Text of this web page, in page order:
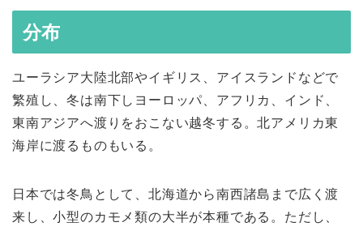
分布
ユーラシア大陸北部やイギリス、アイスランドなどで
繁殖し、冬は南下しヨーロッパ、アフリカ、インド、
東南アジアへ渡りをおこない越冬する。北アメリカ東
海岸に渡るものもいる。
日本では冬鳥として、北海道から南西諸島まで広く渡
来し、小型のカモメ類の大半が本種である。ただし、